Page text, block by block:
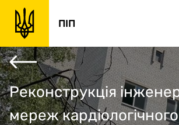
ПІП
Фінансове обґрунтування
Реконструкція
мереж